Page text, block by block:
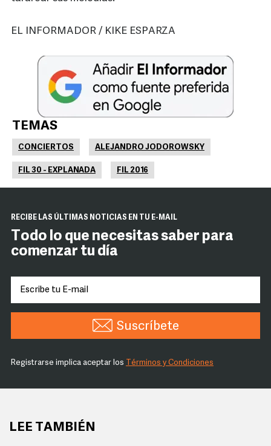
EL INFORMADOR / KIKE ESPARZA
TEMAS
CONCIERTOS ALEJANDRO JODOROWSKY
FIL 30 - EXPLANADA FIL 2016
RECIBE LAS ÚLTIMAS NOTICIAS EN TU E-MAIL
Todo lo que necesitas saber para
comenzar tu día
Suscríbete
Registrarse implica aceptar los Términos y Condiciones
LEE TAMBIÉN